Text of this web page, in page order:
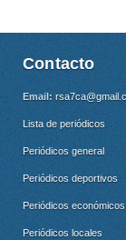
Contacto
Email:
Lista de periódicos
Periódicos general
Periódicos deportivos
Periódicos económicos
Periódicos locales